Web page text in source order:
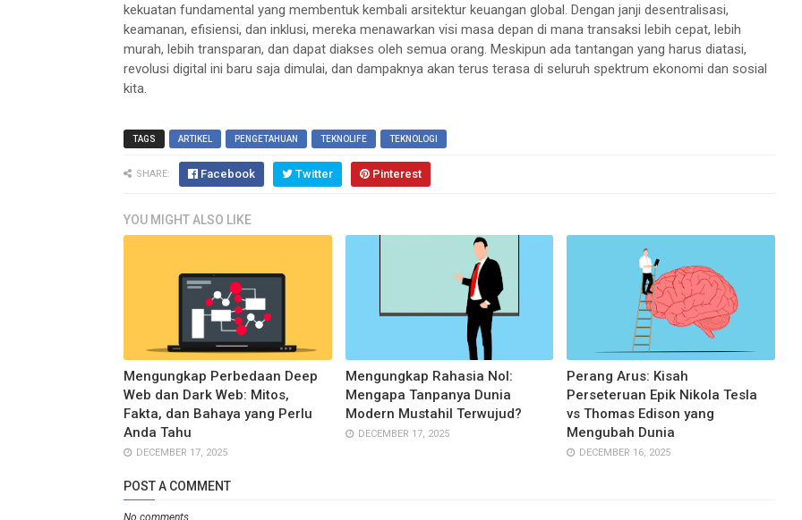
kekuatan fundamental yang membentuk kembali arsitektur keuangan global. Dengan janji desentralisasi,
keamanan, efisiensi, dan inklusi, mereka menawarkan visi masa depan di mana transaksi lebih cepat, lebih
murah, lebih transparan, dan dapat diakses oleh semua orang. Meskipun ada tantangan yang harus diatasi,
revolusi digital ini baru saja dimulai, dan dampaknya akan terus terasa di seluruh spektrum ekonomi dan sosial
kita.
TAGS ARTIKEL PENGETAHUAN TEKNOLIFE TEKNOLOGI
SHARE: Facebook Twitter Pinterest
YOU MIGHT ALSO LIKE
Mengungkap Perbedaan Deep
Web dan Dark Web: Mitos,
Fakta, dan Bahaya yang Perlu
Anda Tahu
DECEMBER 17, 2025
Mengungkap Rahasia Nol:
Mengapa Tanpanya Dunia
Modern Mustahil Terwujud?
DECEMBER 17, 2025
Perang Arus: Kisah
Perseteruan Epik Nikola Tesla
vs Thomas Edison yang
Mengubah Dunia
DECEMBER 16, 2025
POST A COMMENT
No comments